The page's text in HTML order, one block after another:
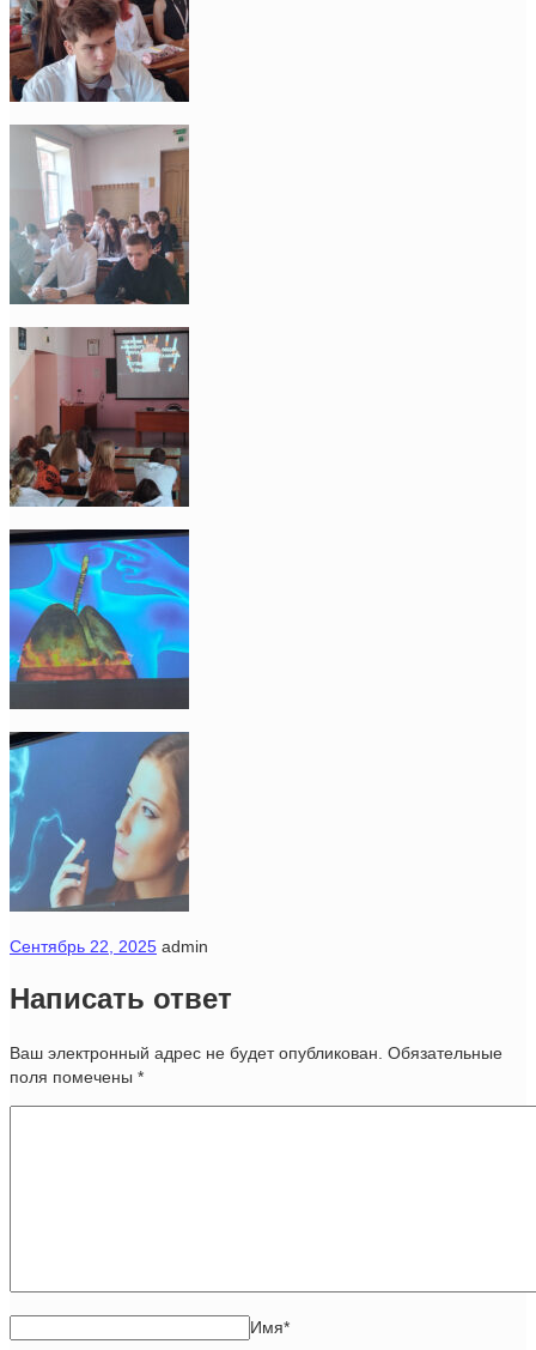
Сентябрь 22, 2025 admin
Написать ответ
Ваш электронный адрес не будет опубликован. Обязательные
поля помечены *
Имя*